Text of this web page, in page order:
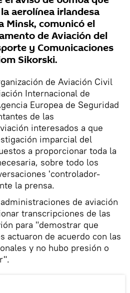
aerolínea irlandesa
Minsk, comunicó el
de Aviación del
y Comunicaciones
Sikorski.
de Aviación Civil
Internacional de
Europea de Seguridad
de las
interesados a que
imparcial del
a proporcionar toda la
sobre todo los
'controlador-
la prensa.
de aviación
transcripciones de las
para "demostrar que
actuaron de acuerdo con las
y no hubo presión o